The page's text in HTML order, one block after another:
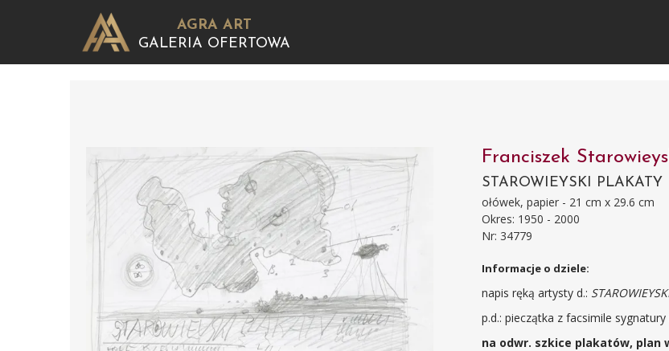
AGRA ART
GALERIA OFERTOWA
Franciszek
STAROWIEYSKI PLAKATY
ołówek, papier - 21 cm x 29.6 cm
Okres: 1950 - 2000
Nr: 34779
Informacje o dziele:
napis ręką artysty d.:
p.d.: pieczątka z facsimile
na odwr. szkice plakatów, plan